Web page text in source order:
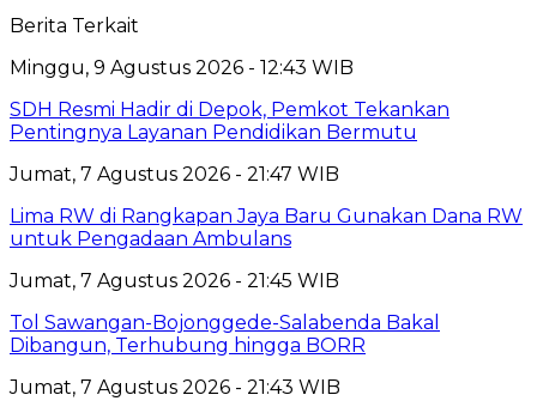
Berita Terkait
Minggu, 9 Agustus 2026 - 12:43 WIB
SDH Resmi Hadir di Depok, Pemkot Tekankan
Pentingnya Layanan Pendidikan Bermutu
Jumat, 7 Agustus 2026 - 21:47 WIB
Lima RW di Rangkapan Jaya Baru Gunakan Dana RW
untuk Pengadaan Ambulans
Jumat, 7 Agustus 2026 - 21:45 WIB
Tol Sawangan-Bojonggede-Salabenda Bakal
Dibangun, Terhubung hingga BORR
Jumat, 7 Agustus 2026 - 21:43 WIB